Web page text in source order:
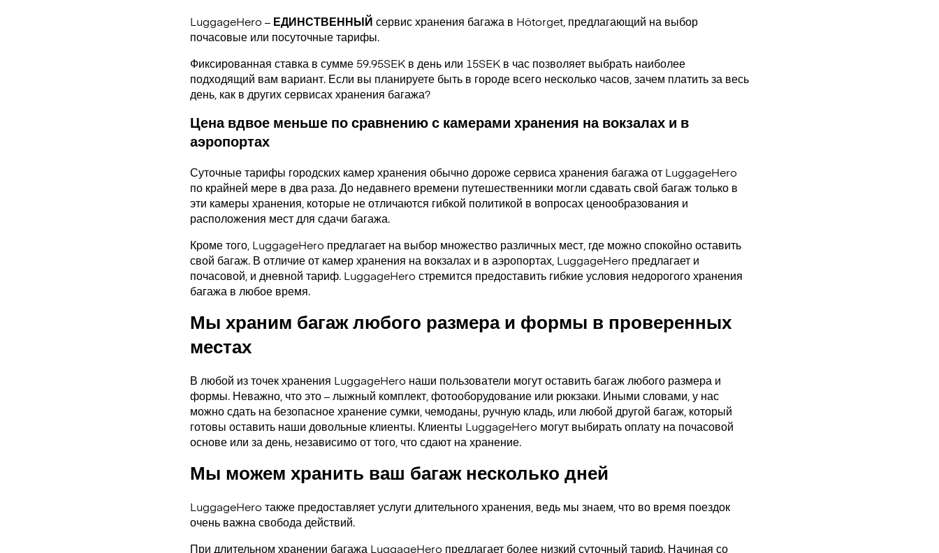
LuggageHero – ЕДИНСТВЕННЫЙ сервис хранения багажа в Hötorget, предлагающий на выбор
почасовые или посуточные тарифы.
Фиксированная ставка в сумме 59.95SEK в день или 15SEK в час позволяет выбрать наиболее
подходящий вам вариант. Если вы планируете быть в городе всего несколько часов, зачем платить за весь
день, как в других сервисах хранения багажа?
Цена вдвое меньше по сравнению с камерами хранения на вокзалах и в
аэропортах
Суточные тарифы городских камер хранения обычно дороже сервиса хранения багажа от LuggageHero
по крайней мере в два раза. До недавнего времени путешественники могли сдавать свой багаж только в
эти камеры хранения, которые не отличаются гибкой политикой в вопросах ценообразования и
расположения мест для сдачи багажа.
Кроме того, LuggageHero предлагает на выбор множество различных мест, где можно спокойно оставить
свой багаж. В отличие от камер хранения на вокзалах и в аэропортах, LuggageHero предлагает и
почасовой, и дневной тариф. LuggageHero стремится предоставить гибкие условия недорогого хранения
багажа в любое время.
Мы храним багаж любого размера и формы в проверенных
местах
В любой из точек хранения LuggageHero наши пользователи могут оставить багаж любого размера и
формы. Неважно, что это – лыжный комплект, фотооборудование или рюкзаки. Иными словами, у нас
можно сдать на безопасное хранение сумки, чемоданы, ручную кладь, или любой другой багаж, который
готовы оставить наши довольные клиенты. Клиенты LuggageHero могут выбирать оплату на почасовой
основе или за день, независимо от того, что сдают на хранение.
Мы можем хранить ваш багаж несколько дней
LuggageHero также предоставляет услуги длительного хранения, ведь мы знаем, что во время поездок
очень важна свобода действий.
При длительном хранении багажа LuggageHero предлагает более низкий суточный тариф. Начиная со